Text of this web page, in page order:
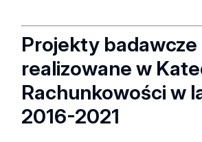
Projekty badawcze
realizowane w
Rachunkowości w
2016-2021